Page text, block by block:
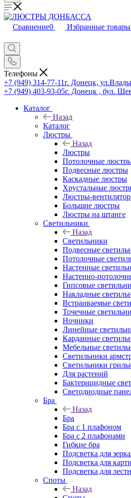
Сравнение0 Избранные товары
Телефоны
+7 (949) 314-77-11г. Донецк,
+7 (949) 403-93-05г. Донецк , бул.
Каталог
Назад
Каталог
Люстры
Назад
Люстры
Потолочные
Подвесные люстры
Каскадные люстры
Хрустальные
Люстры-
Большие люстры
Люстры на штанге
Светильники
Назад
Светильники
Подвесные
Потолочные
Настенные
Настенно-
Гипсовые
Накладные
Встраиваемые
Точечные
Ночники
Линейные
Карданные
Мебельные
Светильники
Светильники
Для растений
Бактерицидные
Светодиодные
Бра
Назад
Бра
Бра с 1 плафоном
Бра с 2 плафонами
Гибкие бра
Подсветка для
Подсветка для
Подсветка для
Споты
Назад